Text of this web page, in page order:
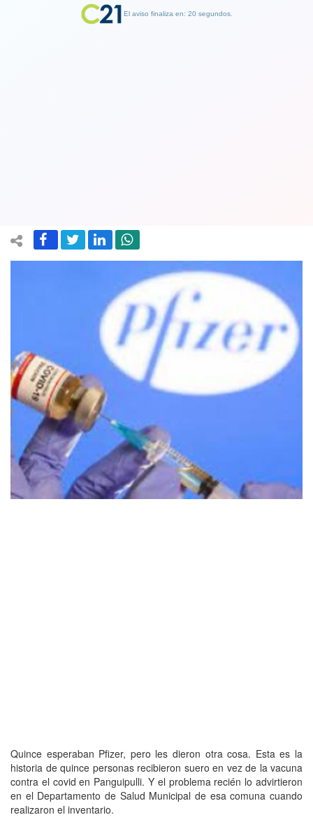
Quince esperaban Pfizer, pero les dieron otra cosa. Esta es la
historia de quince personas recibieron suero en vez de la vacuna
contra el covid en Panguipulli. Y el problema recién lo advirtieron
en el Departamento de Salud Municipal de esa comuna cuando
realizaron el inventario.
El aviso finaliza en: 19 segundos.